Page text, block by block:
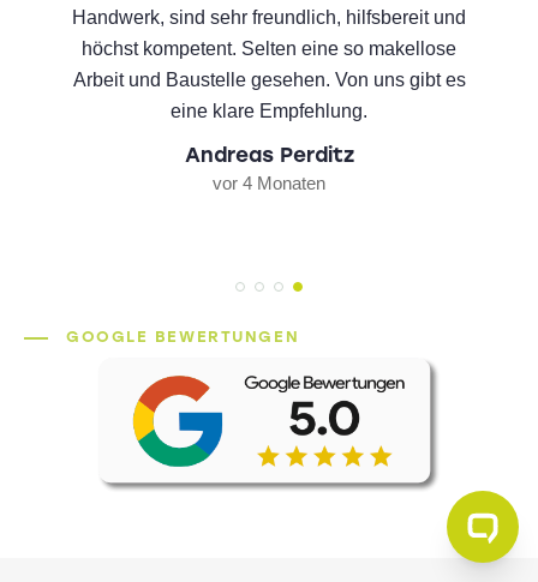
Handwerk, sind sehr freundlich, hilfsbereit und
höchst kompetent. Selten eine so makellose
Arbeit und Baustelle gesehen. Von uns gibt es
eine klare Empfehlung.
Andreas Perditz
vor 4 Monaten
GOOGLE BEWERTUNGEN